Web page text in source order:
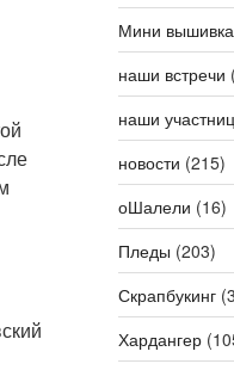
Мини вышивка
наши встречи
наши
новости (215)
оШалели (16)
Пледы (203)
Скрапбукинг
Хардангер